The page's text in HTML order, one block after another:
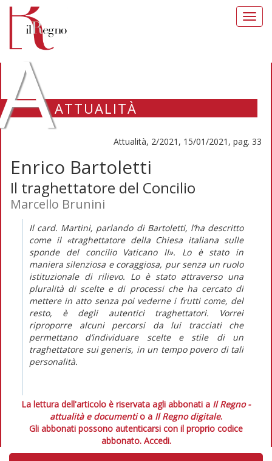
ATTUALITÀ
Attualità, 2/2021, 15/01/2021, pag. 33
Enrico Bartoletti
Il traghettatore del Concilio
Marcello Brunini
Il card. Martini, parlando di Bartoletti, l’ha descritto
come il «traghettatore della Chiesa italiana sulle
sponde del concilio Vaticano II». Lo è stato in
maniera silenziosa e coraggiosa, pur senza un ruolo
istituzionale di rilievo. Lo è stato attraverso una
pluralità di scelte e di processi che ha cercato di
mettere in atto senza poi vederne i frutti come, del
resto, è degli autentici traghettatori. Vorrei
riproporre alcuni percorsi da lui tracciati che
permettano d’individuare scelte e stile di un
traghettatore sui generis, in un tempo povero di tali
personalità.
La lettura dell'articolo è riservata agli abbonati a Il Regno -
attualità e documentio a Il Regno digitale.
Gli abbonati possono autenticarsi con il proprio codice
abbonato. Accedi.